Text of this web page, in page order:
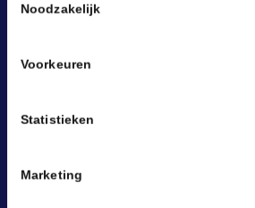
Noodzakelijk
Voorkeuren
Statistieken
Marketing
BEZOEKADRES